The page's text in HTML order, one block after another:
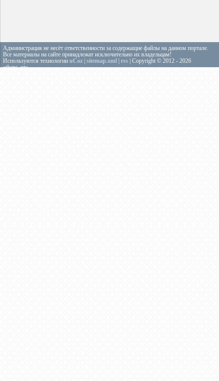
Администрация не несёт ответственности за содержащие файлы на данном портале.
Все материалы на сайте принадлежат исключительно их владельцам!
Используются технологии uCoz sitemap.xml rss | Copyright © 2012 - 2026
«theps.art»